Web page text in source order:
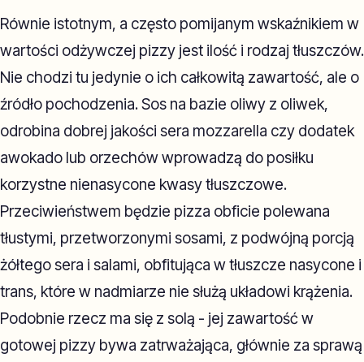
Równie istotnym, a często pomijanym wskaźnikiem w
wartości odżywczej pizzy jest ilość i rodzaj tłuszczów.
Nie chodzi tu jedynie o ich całkowitą zawartość, ale o
źródło pochodzenia. Sos na bazie oliwy z oliwek,
odrobina dobrej jakości sera mozzarella czy dodatek
awokado lub orzechów wprowadzą do posiłku
korzystne nienasycone kwasy tłuszczowe.
Przeciwieństwem będzie pizza obficie polewana
tłustymi, przetworzonymi sosami, z podwójną porcją
żółtego sera i salami, obfitująca w tłuszcze nasycone i
trans, które w nadmiarze nie służą układowi krążenia.
Podobnie rzecz ma się z solą - jej zawartość w
gotowej pizzy bywa zatrważająca, głównie za sprawą